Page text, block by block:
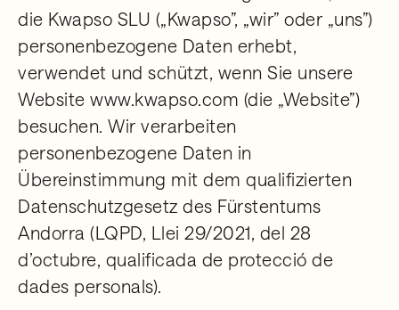
die Kwapso SLU („Kwapso”, „wir” oder „uns”)
personenbezogene Daten erhebt,
verwendet und schützt, wenn Sie unsere
Website www.kwapso.com (die „Website”)
besuchen. Wir verarbeiten
personenbezogene Daten in
Übereinstimmung mit dem qualifizierten
Datenschutzgesetz des Fürstentums
Andorra (LQPD, Llei 29/2021, del 28
d’octubre, qualificada de protecció de
dades personals).